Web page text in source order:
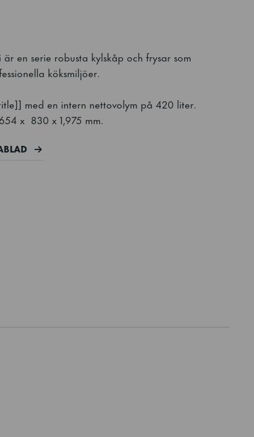
en serie robusta kylskåp och frysar som
köksmiljöer.
med en intern nettovolym på 420 liter.
x 830 x 1,975 mm.